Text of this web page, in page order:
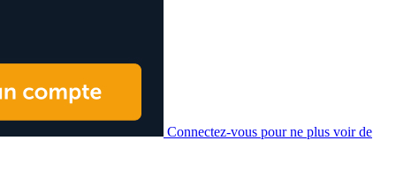
Connectez-vous pour ne plus voir de